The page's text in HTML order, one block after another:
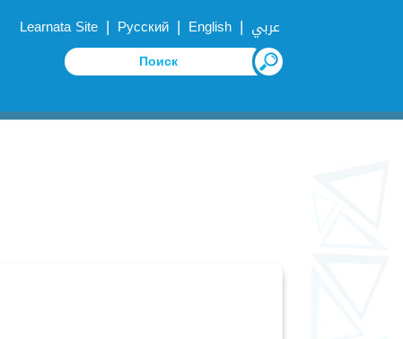
Learnata Site | Русский | English | عربي